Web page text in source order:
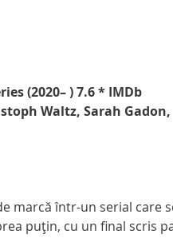
(2020– ) 7.6 * IMDb
Waltz, Sarah Gadon,
marcă într-un serial care
puţin, cu un final scris